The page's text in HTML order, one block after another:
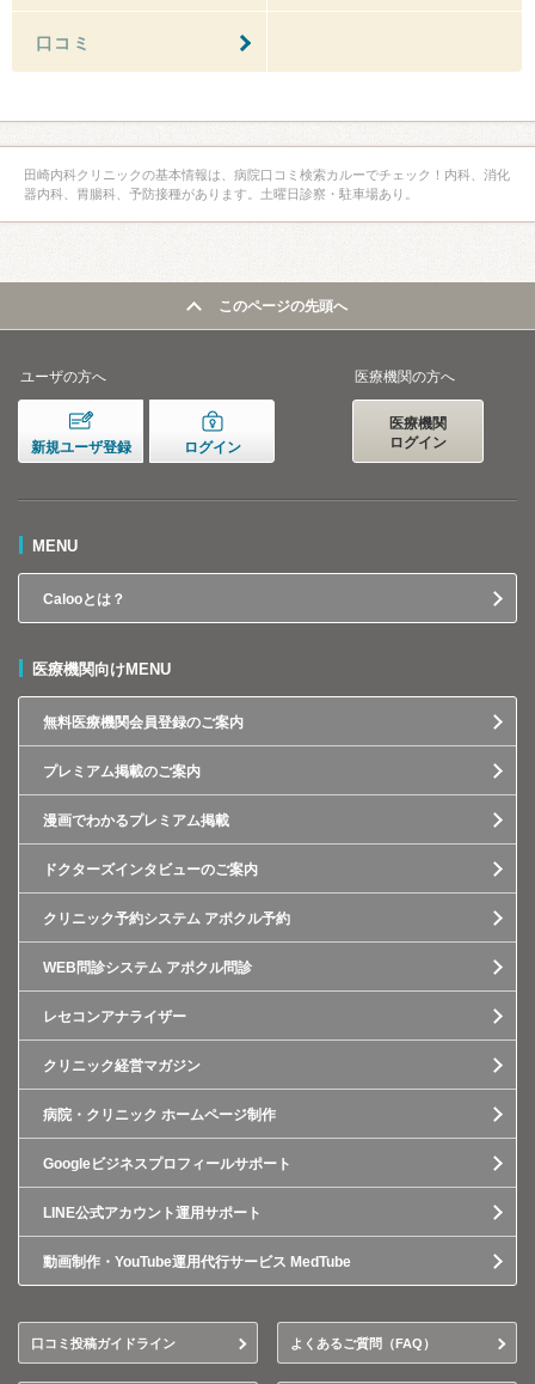
口コミ
田崎内科クリニックの基本情報は、病院口コミ検索カルーでチェック！内科、消化
器内科、胃腸科、予防接種があります。土曜日診察・駐車場あり。
このページの先頭へ
ユーザの方へ
新規ユーザ登録 ログイン
医療機関の方へ
医療機関
ログイン
MENU
Calooとは？
医療機関向けMENU
無料医療機関会員登録のご案内
プレミアム掲載のご案内
漫画でわかるプレミアム掲載
ドクターズインタビューのご案内
クリニック予約システム アポクル予約
WEB問診システム アポクル問診
レセコンアナライザー
クリニック経営マガジン
病院・クリニック ホームページ制作
Googleビジネスプロフィールサポート
LINE公式アカウント運用サポート
動画制作・YouTube運用代行サービス MedTube
口コミ投稿ガイドライン よくあるご質問（FAQ）